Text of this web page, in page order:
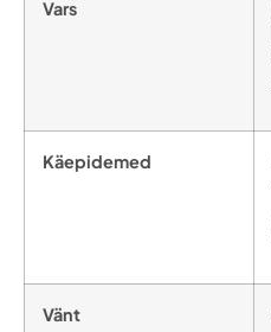
Vars
Käepidemed
Vänt